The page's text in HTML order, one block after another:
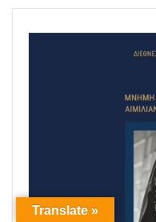
Translate »